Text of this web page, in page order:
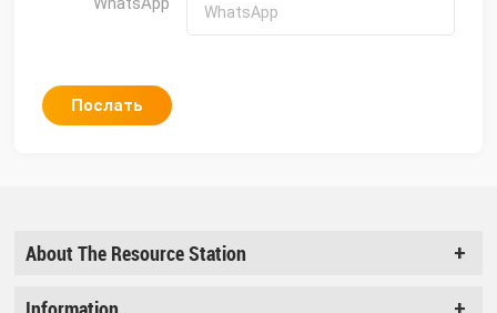
Послать
About The Resource Station